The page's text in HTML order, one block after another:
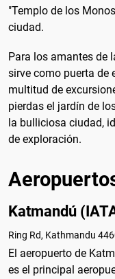
"Templo de los
ciudad.
Para los amantes de
sirve como puerta de
multitud de
pierdas el jardín de
la bulliciosa ciudad,
de exploración.
Katmandú
Ring Rd, Kathmandu
El aeropuerto de
es el principal